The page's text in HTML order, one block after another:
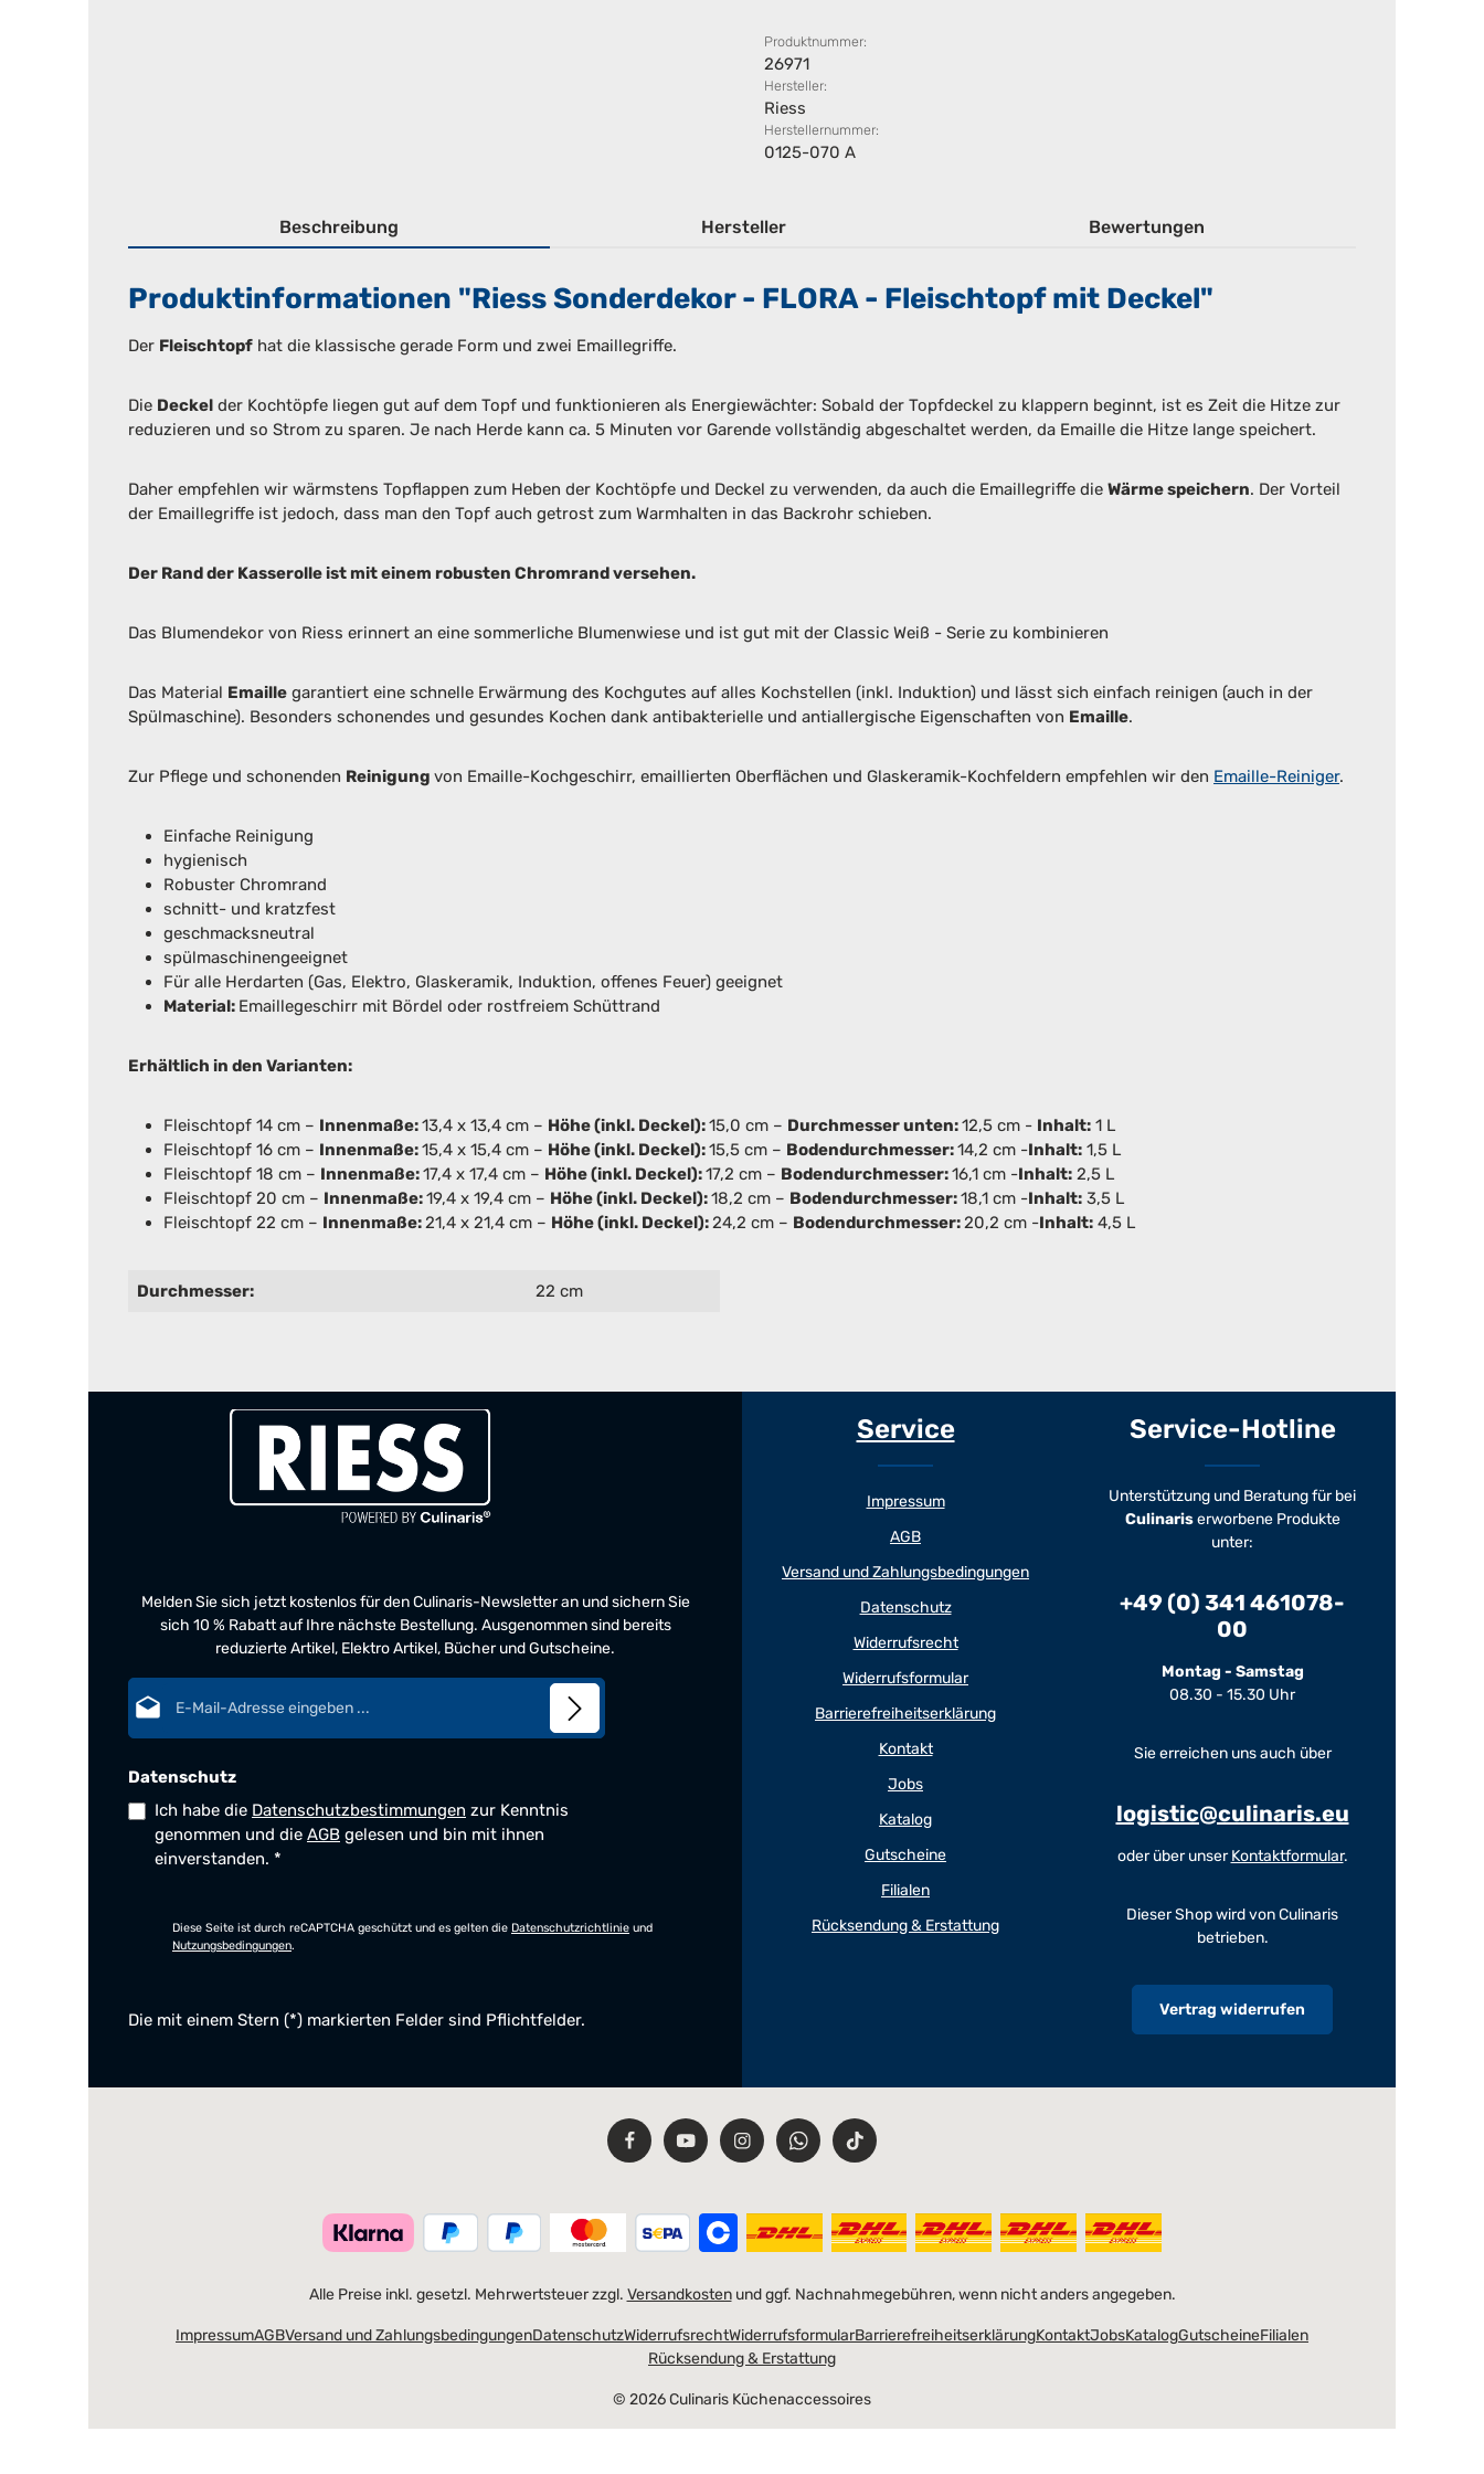
Produktnummer:
26971
Hersteller:
Riess
Herstellernummer:
0125-070 A
Beschreibung Hersteller Bewertungen
Produktinformationen "Riess Sonderdekor - FLORA - Fleischtopf mit Deckel"
Der Fleischtopf hat die klassische gerade Form und zwei Emaillegriffe.
Die Deckel der Kochtöpfe liegen gut auf dem Topf und funktionieren als Energiewächter: Sobald der Topfdeckel zu klappern beginnt, ist es Zeit die Hitze zur
reduzieren und so Strom zu sparen. Je nach Herde kann ca. 5 Minuten vor Garende vollständig abgeschaltet werden, da Emaille die Hitze lange speichert.
Daher empfehlen wir wärmstens Topflappen zum Heben der Kochtöpfe und Deckel zu verwenden, da auch die Emaillegriffe die Wärme speichern. Der Vorteil
der Emaillegriffe ist jedoch, dass man den Topf auch getrost zum Warmhalten in das Backrohr schieben.
Der Rand der Kasserolle ist mit einem robusten Chromrand versehen.
Das Blumendekor von Riess erinnert an eine sommerliche Blumenwiese und ist gut mit der Classic Weiß - Serie zu kombinieren
Das Material Emaille garantiert eine schnelle Erwärmung des Kochgutes auf alles Kochstellen (inkl. Induktion) und lässt sich einfach reinigen (auch in der
Spülmaschine). Besonders schonendes und gesundes Kochen dank antibakterielle und antiallergische Eigenschaften von Emaille.
Zur Pflege und schonenden Reinigung von Emaille-Kochgeschirr, emaillierten Oberflächen und Glaskeramik-Kochfeldern empfehlen wir den Emaille-Reiniger.
Einfache Reinigung
hygienisch
Robuster Chromrand
schnitt- und kratzfest
geschmacksneutral
spülmaschinengeeignet
Für alle Herdarten (Gas, Elektro, Glaskeramik, Induktion, offenes Feuer) geeignet
Material: Emaillegeschirr mit Bördel oder rostfreiem Schüttrand
Erhältlich in den Varianten:
Fleischtopf 14 cm – Innenmaße:13,4 x 13,4 cm – Höhe (inkl. Deckel):15,0 cm – Durchmesser unten:12,5 cm - Inhalt: 1 L
Fleischtopf 16 cm – Innenmaße:15,4 x 15,4 cm – Höhe (inkl. Deckel):15,5 cm – Bodendurchmesser:14,2 cm -Inhalt: 1,5 L
Fleischtopf 18 cm – Innenmaße:17,4 x 17,4 cm – Höhe (inkl. Deckel):17,2 cm – Bodendurchmesser:16,1 cm -Inhalt: 2,5 L
Fleischtopf 20 cm – Innenmaße:19,4 x 19,4 cm – Höhe (inkl. Deckel):18,2 cm – Bodendurchmesser:18,1 cm -Inhalt: 3,5 L
Fleischtopf 22 cm – Innenmaße:21,4 x 21,4 cm – Höhe (inkl. Deckel):24,2 cm – Bodendurchmesser:20,2 cm -Inhalt: 4,5 L
Durchmesser: 22 cm
Melden Sie sich jetzt kostenlos für den Culinaris-Newsletter an und sichern Sie
sich 10 % Rabatt auf Ihre nächste Bestellung. Ausgenommen sind bereits
reduzierte Artikel, Elektro Artikel, Bücher und Gutscheine.
Datenschutz
Ich habe die Datenschutzbestimmungen zur Kenntnis
genommen und die AGB gelesen und bin mit ihnen
einverstanden. *
Diese Seite ist durch reCAPTCHA geschützt und es gelten die Datenschutzrichtlinie und
Nutzungsbedingungen.
Die mit einem Stern (*) markierten Felder sind Pflichtfelder.
Service
Impressum
AGB
Versand und Zahlungsbedingungen
Datenschutz
Widerrufsrecht
Widerrufsformular
Barrierefreiheitserklärung
Kontakt
Jobs
Katalog
Gutscheine
Filialen
Rücksendung & Erstattung
Service-Hotline
Unterstützung und Beratung für bei
Culinariserworbene Produkte
unter:
+49 (0) 341 461078-
00
Montag - Samstag
08.30 - 15.30 Uhr
Sie erreichen uns auch über
logistic@culinaris.eu
oder über unserKontaktformular.
Dieser Shop wird von Culinaris
betrieben.
Vertrag widerrufen
Alle Preise inkl. gesetzl. Mehrwertsteuer zzgl. Versandkostenund ggf. Nachnahmegebühren, wenn nicht anders angegeben.
© 2026 Culinaris Küchenaccessoires
ImpressumAGBVersand und ZahlungsbedingungenDatenschutzWiderrufsrechtWiderrufsformularBarrierefreiheitserklärungKontaktJobsKatalogGutscheineFilialen
Rücksendung & Erstattung